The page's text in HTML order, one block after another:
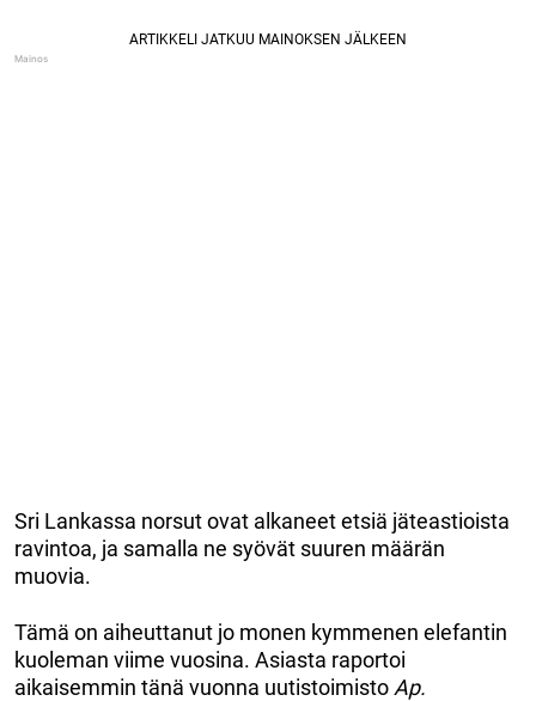
Sri Lankassa norsut ovat alkaneet etsiä jäteastioista
ravintoa, ja samalla ne syövät suuren määrän
muovia.
Tämä on aiheuttanut jo monen kymmenen elefantin
kuoleman viime vuosina. Asiasta raportoi
aikaisemmin tänä vuonna uutistoimisto Ap.